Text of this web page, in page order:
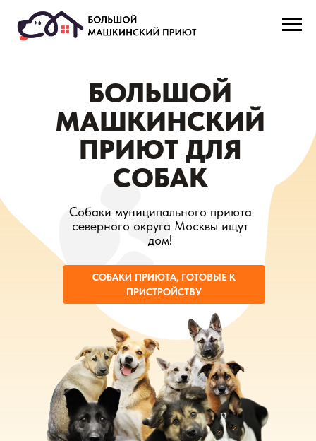
Cобаки муниципального приюта
северного округа Москвы ищут
дом!
СОБАКИ ПРИЮТА, ГОТОВЫЕ К
ПРИСТРОЙСТВУ
БОЛЬШОЙ
МАШКИНСКИЙ
ПРИЮТ ДЛЯ
СОБАК